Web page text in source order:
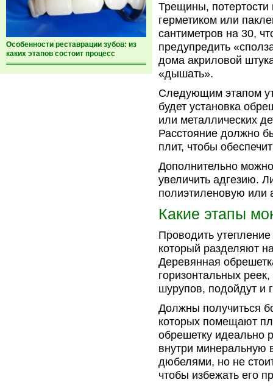
Особенности реставрации зубов: из
каких этапов состоит процесс
Трещины,
герметиком или
сантиметров на 30,
предупредить
дома акриловой
«дышать».
Следующим этапом
будет установка
или металлических
Расстояние должно
плит, чтобы
Дополнительно
увеличить адгезию.
полиэтиленовую или
Какие этапы
Проводить
который разделяют
Деревянная
горизонтальных
шурупов, подойдут и
Должны получиться
которых помещают
обрешетку идеально
внутри минеральную
дюбелями, но не
чтобы избежать его